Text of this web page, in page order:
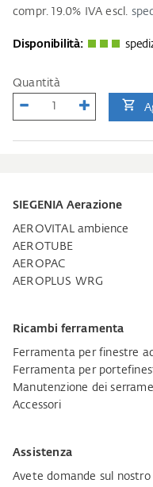
compr.19.0% IVA escl.
Disponibilità:
Quantità
SIEGENIA Aerazione
AEROVITAL ambience
AEROTUBE
AEROPAC
AEROPLUS WRG
Ricambi ferramenta
Ferramenta per finestre
Ferramenta per
Manutenzione dei
Accessori
Assistenza
Avete domande sul